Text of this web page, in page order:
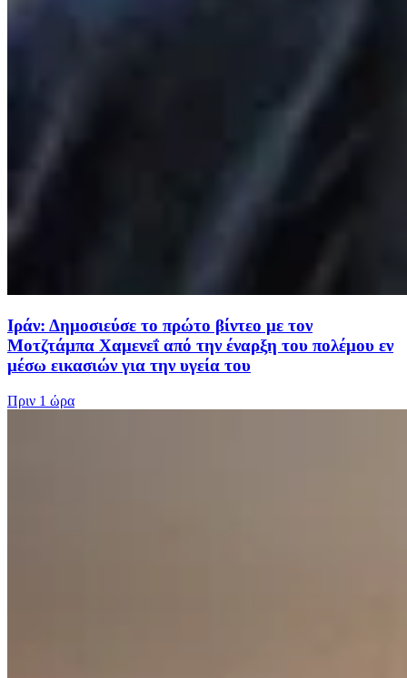
Ιράν: Δημοσιεύσε το πρώτο βίντεο με τον
Μοτζτάμπα Χαμενεΐ από την έναρξη του πολέμου εν
μέσω εικασιών για την υγεία του
Πριν 1 ώρα